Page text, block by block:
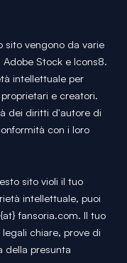
sito vengono da varie
Stock e Icons8.
intellettuale per
e creatori.
dei diritti d'autore di
con i loro
sito violi il tuo
intellettuale, puoi
fansoria.com. Il tuo
chiare, prove di
della presunta